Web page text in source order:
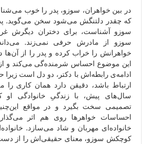
در بین خواهران، سوزو، پدر را خوب
که چقدر دلتنگش می‌شود سخن می‌گوید.
سوزو آشناست، برای دختران دیگرش
سوزو از مادرش حرفی نمی‌زند.
خواهرانش را خراب کرده‌ و پدر را از آن‌ها
این موضوع احساس شرمنده‌گی می‌کند و
ادامه‌ی رابطه‌اش با دکتر، دو دل است زیرا
ارتباط باشد،‌ دقیقن دارد همان کاری را
سال‌های پیش، با زندگی‌ِ خانوادگی او
تصمیمی سخت بگیرد و در مواقع
احساسات خواهرها روی هم اثر
خانواده‌ای مهربان و شاد می‌سازد.
کوچکش سوزو، معنای حقیقی‌اش را از